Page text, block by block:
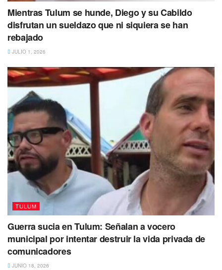
Mientras Tulum se hunde, Diego y su Cabildo
disfrutan un sueldazo que ni siquiera se han
rebajado
JULIO 1, 2026
TULUM
Guerra sucia en Tulum: Señalan a vocero
municipal por intentar destruir la vida privada de
comunicadores
JUNIO 18, 2026